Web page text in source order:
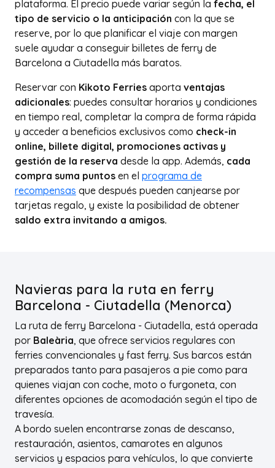
plataforma. El precio puede variar según la fecha, el
tipo de servicio o la anticipación con la que se
reserve, por lo que planificar el viaje con margen
suele ayudar a conseguir billetes de ferry de
Barcelona a Ciutadella más baratos.
Reservar con Kikoto Ferries aporta ventajas
adicionales: puedes consultar horarios y condiciones
en tiempo real, completar la compra de forma rápida
y acceder a beneficios exclusivos como check-in
online, billete digital, promociones activas y
gestión de la reserva desde la app. Además, cada
compra suma puntos en el programa de
recompensas que después pueden canjearse por
tarjetas regalo, y existe la posibilidad de obtener
saldo extra invitando a amigos.
Navieras para la ruta en ferry
Barcelona - Ciutadella (Menorca)
La ruta de ferry Barcelona - Ciutadella, está operada
por Baleària, que ofrece servicios regulares con
ferries convencionales y fast ferry. Sus barcos están
preparados tanto para pasajeros a pie como para
quienes viajan con coche, moto o furgoneta, con
diferentes opciones de acomodación según el tipo de
travesía.
A bordo suelen encontrarse zonas de descanso,
restauración, asientos, camarotes en algunos
servicios y espacios para vehículos, lo que convierte